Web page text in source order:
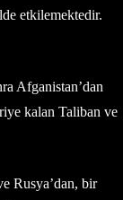
etkilemektedir.
Afganistan’dan
kalan Taliban ve
Rusya’dan, bir